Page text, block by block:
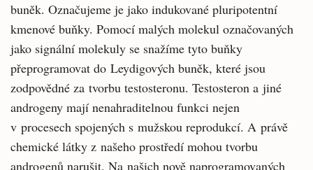
buněk. Označujeme je jako indukované pluripotentní
kmenové buňky. Pomocí malých molekul označovaných
jako signální molekuly se snažíme tyto buňky
přeprogramovat do Leydigových buněk, které jsou
zodpovědné za tvorbu testosteronu. Testosteron a jiné
androgeny mají nenahraditelnou funkci nejen
v procesech spojených s mužskou reprodukcí. A právě
chemické látky z našeho prostředí mohou tvorbu
androgenů narušit. Na našich nově naprogramovaných